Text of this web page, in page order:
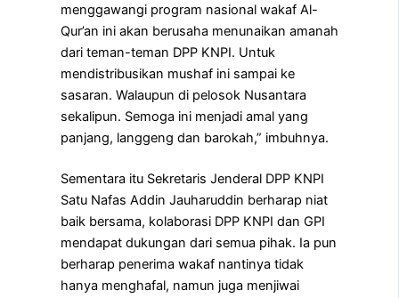
menggawangi program nasional wakaf Al-
Qur’an ini akan berusaha menunaikan amanah
dari teman-teman DPP KNPI. Untuk
mendistribusikan mushaf ini sampai ke
sasaran. Walaupun di pelosok Nusantara
sekalipun. Semoga ini menjadi amal yang
panjang, langgeng dan barokah,” imbuhnya.
Sementara itu Sekretaris Jenderal DPP KNPI
Satu Nafas Addin Jauharuddin berharap niat
baik bersama, kolaborasi DPP KNPI dan GPI
mendapat dukungan dari semua pihak. Ia pun
berharap penerima wakaf nantinya tidak
hanya menghafal, namun juga menjiwai